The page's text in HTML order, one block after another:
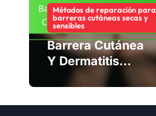
Métodos de reparación para
barreras cutáneas secas y
sensibles
Barrera Cutánea
Y Dermatitis
Cuidado,